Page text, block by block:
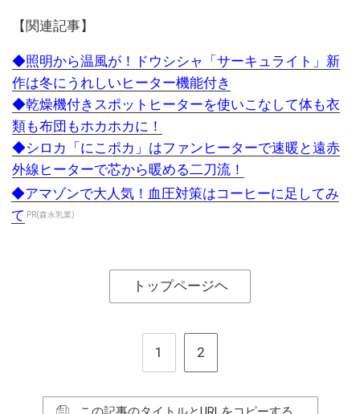
【関連記事】
◆照明から温風が！ドウシシャ「サーキュライト」新
作は冬にうれしいヒーター機能付き
◆乾燥機付きスポットヒーターを使いこなして体も衣
類も布団もホカホカに！
◆シロカ「にこポカ」はファンヒーターで速暖と遠赤
外線ヒーターで芯から暖める二刀流！
◆アマゾンで大人気！血圧対策はコーヒーに足してみ
て PR(森永乳業)
トップページヘ
1 2